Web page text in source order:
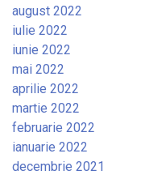
august 2022
iulie 2022
iunie 2022
mai 2022
aprilie 2022
martie 2022
februarie 2022
ianuarie 2022
decembrie 2021